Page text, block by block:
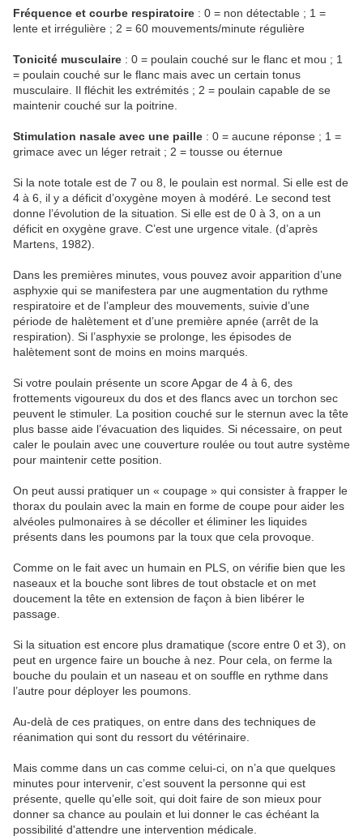
Fréquence et courbe respiratoire : 0 = non détectable ; 1 =
lente et irrégulière ; 2 = 60 mouvements/minute régulière
Tonicité musculaire : 0 = poulain couché sur le flanc et mou ; 1
= poulain couché sur le flanc mais avec un certain tonus
musculaire. Il fléchit les extrémités ; 2 = poulain capable de se
maintenir couché sur la poitrine.
Stimulation nasale avec une paille : 0 = aucune réponse ; 1 =
grimace avec un léger retrait ; 2 = tousse ou éternue
Si la note totale est de 7 ou 8, le poulain est normal. Si elle est de
4 à 6, il y a déficit d’oxygène moyen à modéré. Le second test
donne l’évolution de la situation. Si elle est de 0 à 3, on a un
déficit en oxygène grave. C’est une urgence vitale. (d’après
Martens, 1982).
Dans les premières minutes, vous pouvez avoir apparition d’une
asphyxie qui se manifestera par une augmentation du rythme
respiratoire et de l’ampleur des mouvements, suivie d’une
période de halètement et d’une première apnée (arrêt de la
respiration). Si l’asphyxie se prolonge, les épisodes de
halètement sont de moins en moins marqués.
Si votre poulain présente un score Apgar de 4 à 6, des
frottements vigoureux du dos et des flancs avec un torchon sec
peuvent le stimuler. La position couché sur le sternun avec la tête
plus basse aide l’évacuation des liquides. Si nécessaire, on peut
caler le poulain avec une couverture roulée ou tout autre système
pour maintenir cette position.
On peut aussi pratiquer un « coupage » qui consister à frapper le
thorax du poulain avec la main en forme de coupe pour aider les
alvéoles pulmonaires à se décoller et éliminer les liquides
présents dans les poumons par la toux que cela provoque.
Comme on le fait avec un humain en PLS, on vérifie bien que les
naseaux et la bouche sont libres de tout obstacle et on met
doucement la tête en extension de façon à bien libérer le
passage.
Si la situation est encore plus dramatique (score entre 0 et 3), on
peut en urgence faire un bouche à nez. Pour cela, on ferme la
bouche du poulain et un naseau et on souffle en rythme dans
l’autre pour déployer les poumons.
Au-delà de ces pratiques, on entre dans des techniques de
réanimation qui sont du ressort du vétérinaire.
Mais comme dans un cas comme celui-ci, on n’a que quelques
minutes pour intervenir, c’est souvent la personne qui est
présente, quelle qu’elle soit, qui doit faire de son mieux pour
donner sa chance au poulain et lui donner le cas échéant la
possibilité d'attendre une intervention médicale.